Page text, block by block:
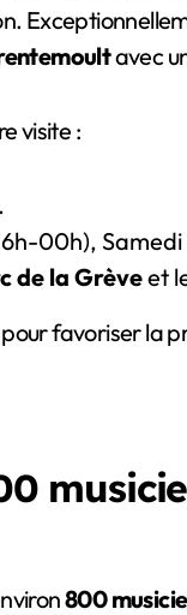
avec
visite :
.
00h),
de la Grèveet
favoriser la
800